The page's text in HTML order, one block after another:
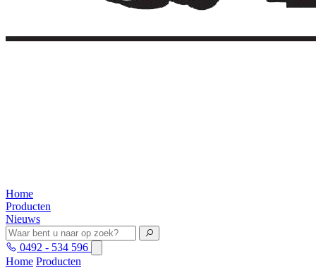
Home
Producten
Nieuws
0492 - 534 596
Home Producten